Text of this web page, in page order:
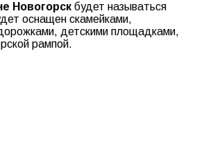
Новогорск будет называться
оснащен скамейками,
детскими площадками,
рампой.